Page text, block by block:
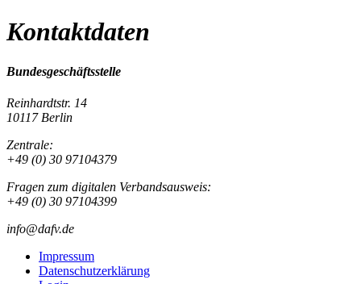
Kontaktdaten
Bundesgeschäftsstelle
Reinhardtstr. 14
10117 Berlin
Zentrale:
+49 (0) 30 97104379
Fragen zum digitalen Verbandsausweis:
+49 (0) 30 97104399
info@dafv.de
Impressum
Datenschutzerklärung